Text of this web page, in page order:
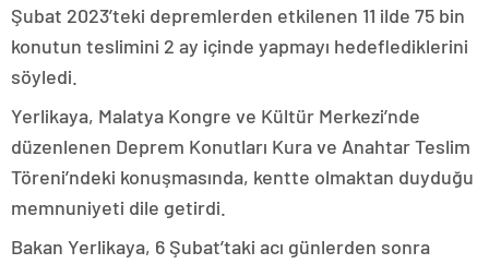
Şubat 2023’teki depremlerden etkilenen 11 ilde 75 bin
konutun teslimini 2 ay içinde yapmayı hedeflediklerini
söyledi.
Yerlikaya, Malatya Kongre ve Kültür Merkezi’nde
düzenlenen Deprem Konutları Kura ve Anahtar Teslim
Töreni’ndeki konuşmasında, kentte olmaktan duyduğu
memnuniyeti dile getirdi.
Bakan Yerlikaya, 6 Şubat’taki acı günlerden sonra